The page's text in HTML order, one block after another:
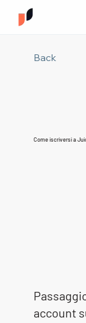
Come iscriversi a
Back
account